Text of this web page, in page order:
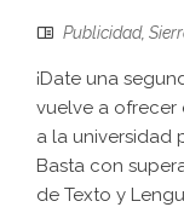
Publicidad,
¡Date una
vuelve a ofrecer
a la universidad
Basta con
de Texto y